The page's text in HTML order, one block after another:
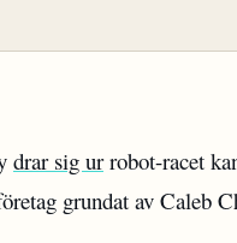
drar sig urrobot-racet
grundat av Caleb